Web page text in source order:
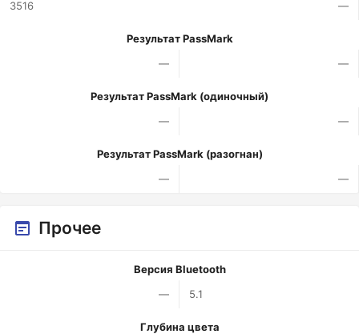
3516
—
Результат PassMark
—
—
Результат PassMark (одиночный)
—
—
Результат PassMark (разогнан)
—
—
Прочее
Версия Bluetooth
—
5.1
Глубина цвета